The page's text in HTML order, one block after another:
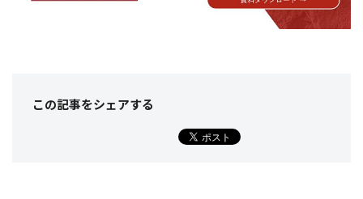
この記事をシェアする